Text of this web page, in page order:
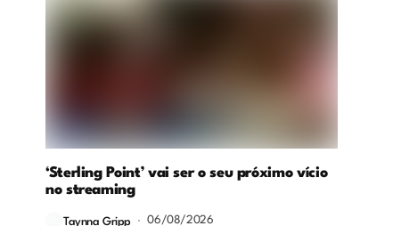
‘Sterling Point’ vai ser o seu próximo vício
no streaming
Taynna Gripp 06/08/2026